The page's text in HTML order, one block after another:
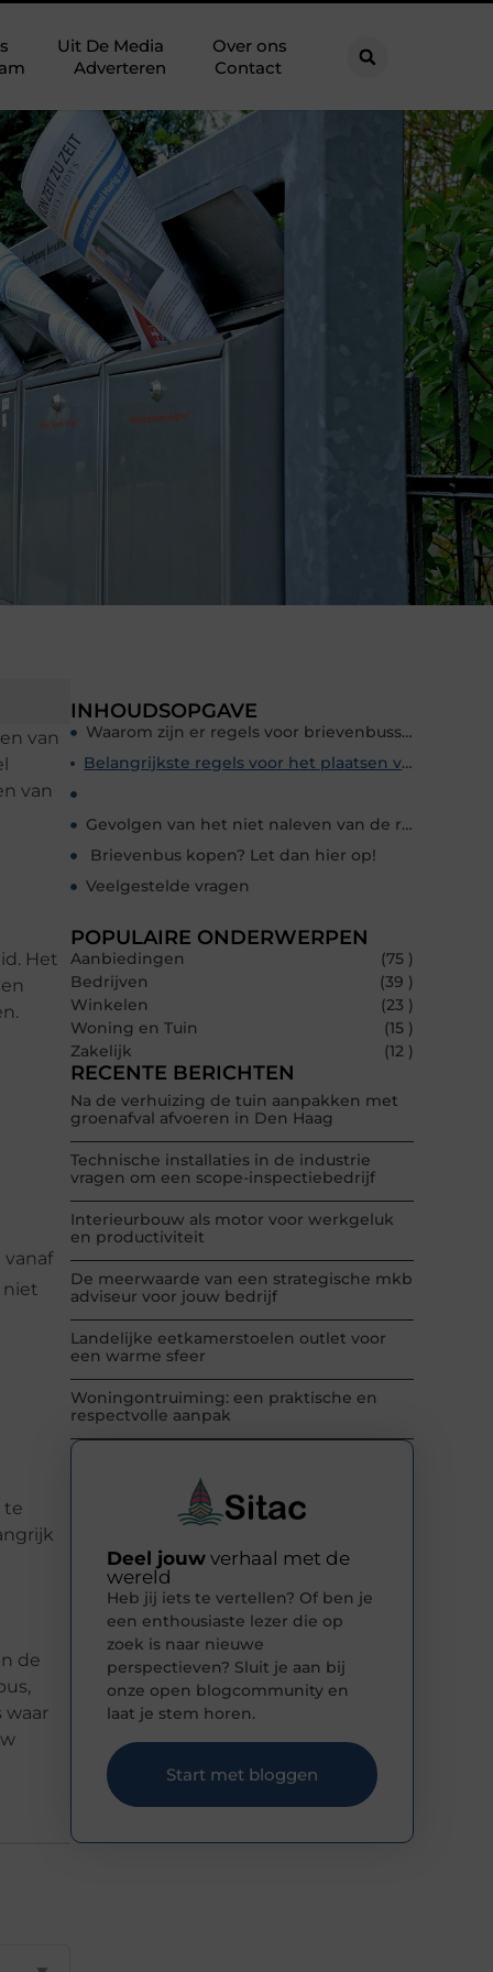
Uit De Media
Over ons
Adverteren Contact
van
van
Het
niet
te
de
waar
INHOUDSOPGAVE
Waarom zijn er regels voor brievenbussen?
Belangrijkste regels voor het plaatsen van een brievenbus
Gevolgen van het niet naleven van de regels
Brievenbus kopen? Let dan hier op!
Veelgestelde vragen
POPULAIRE ONDERWERPEN
Aanbiedingen
(75 )
Bedrijven
(39 )
Winkelen
(23 )
Woning en Tuin
(15 )
Zakelijk
(12 )
RECENTE BERICHTEN
Na de verhuizing de tuin aanpakken met
groenafval afvoeren in Den Haag
Technische installaties in de industrie
vragen om een scope-inspectiebedrijf
Interieurbouw als motor voor werkgeluk
en productiviteit
De meerwaarde van een strategische mkb
adviseur voor jouw bedrijf
Landelijke eetkamerstoelen outlet voor
een warme sfeer
Woningontruiming: een praktische en
respectvolle aanpak
Deel jouw verhaal met de
wereld
Heb jij iets te vertellen? Of ben je
een enthousiaste lezer die op
zoek is naar nieuwe
perspectieven? Sluit je aan bij
onze open blogcommunity en
laat je stem horen.
Start met bloggen